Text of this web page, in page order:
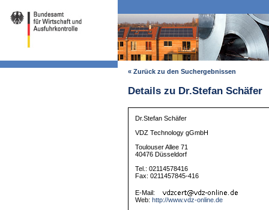
« Zurück zu den Suchergebnissen
Details zu Dr.Stefan Schäfer
Dr.Stefan Schäfer
VDZ Technology gGmbH
Toulouser Allee 71
40476 Düsseldorf
Tel.: 02114578416
Fax: 0211457845-416
E-Mail:
Web: http://www.vdz-online.de